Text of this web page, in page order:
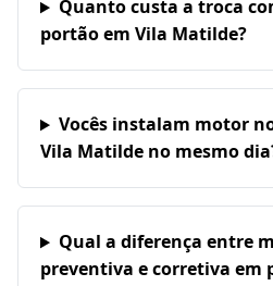
Quanto custa a troca
portão em Vila Matilde?
Vocês instalam motor
Vila Matilde no mesmo
Qual a diferença entre
preventiva e corretiva